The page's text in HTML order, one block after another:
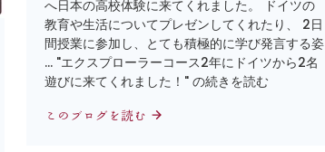
へ日本の高校体験に来てくれました。 ドイツの
教育や生活についてプレゼンしてくれたり、 2日
間授業に参加し、とても積極的に学び発言する姿
… "エクスプローラーコース2年にドイツから2名
遊びに来てくれました！" の続きを読む
このブログを読む